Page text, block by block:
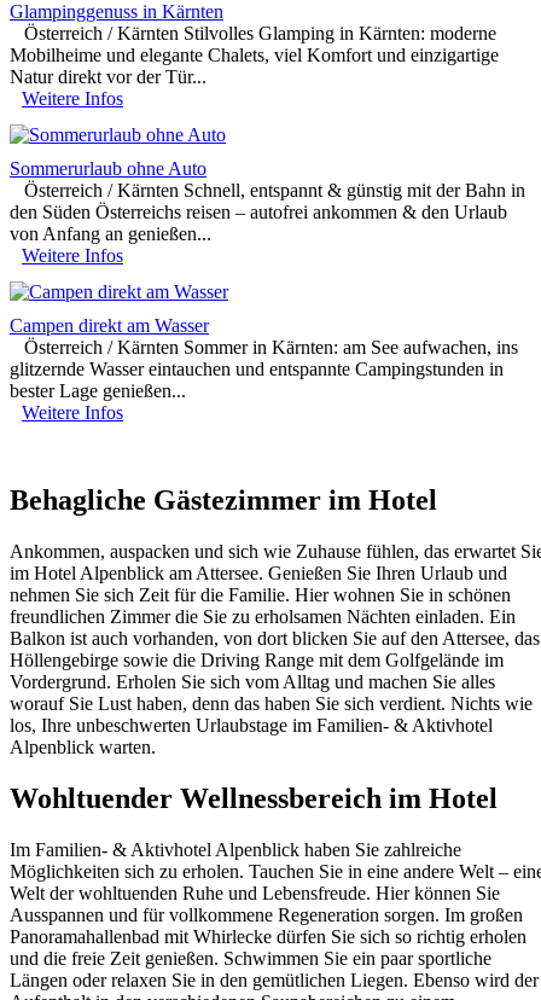
Glampinggenuss in Kärnten
Österreich / Kärnten Stilvolles Glamping in Kärnten: moderne
Mobilheime und elegante Chalets, viel Komfort und einzigartige
Natur direkt vor der Tür...
Weitere Infos
Sommerurlaub ohne Auto
Österreich / Kärnten Schnell, entspannt & günstig mit der Bahn in
den Süden Österreichs reisen – autofrei ankommen & den Urlaub
von Anfang an genießen...
Weitere Infos
Campen direkt am Wasser
Österreich / Kärnten Sommer in Kärnten: am See aufwachen, ins
glitzernde Wasser eintauchen und entspannte Campingstunden in
bester Lage genießen...
Weitere Infos
Behagliche Gästezimmer im Hotel
Ankommen, auspacken und sich wie Zuhause fühlen, das erwartet
im Hotel Alpenblick am Attersee. Genießen Sie Ihren Urlaub und
nehmen Sie sich Zeit für die Familie. Hier wohnen Sie in schönen
freundlichen Zimmer die Sie zu erholsamen Nächten einladen. Ein
Balkon ist auch vorhanden, von dort blicken Sie auf den Attersee, das
Höllengebirge sowie die Driving Range mit dem Golfgelände im
Vordergrund. Erholen Sie sich vom Alltag und machen Sie alles
worauf Sie Lust haben, denn das haben Sie sich verdient. Nichts wie
los, Ihre unbeschwerten Urlaubstage im Familien- & Aktivhotel
Alpenblick warten.
Wohltuender Wellnessbereich im Hotel
Im Familien- & Aktivhotel Alpenblick haben Sie zahlreiche
Möglichkeiten sich zu erholen. Tauchen Sie in eine andere Welt –
Welt der wohltuenden Ruhe und Lebensfreude. Hier können Sie
Ausspannen und für vollkommene Regeneration sorgen. Im großen
Panoramahallenbad mit Whirlecke dürfen Sie sich so richtig erholen
und die freie Zeit genießen. Schwimmen Sie ein paar sportliche
Längen oder relaxen Sie in den gemütlichen Liegen. Ebenso wird der